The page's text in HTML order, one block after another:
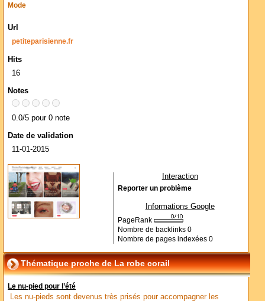
Mode
Url
petiteparisienne.fr
Hits
16
Notes
0.0/5 pour 0 note
Date de validation
11-01-2015
Interaction
Reporter un problème
Informations Google
PageRank
Nombre de backlinks 0
Nombre de pages indexées 0
Thématique proche de La robe corail
Le nu-pied pour l’été
Les nu-pieds sont devenus très prisés pour accompagner les